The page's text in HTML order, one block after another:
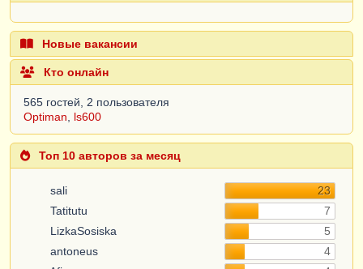
Новые вакансии
Кто онлайн
565 гостей, 2 пользователя
Optiman
ls600
Топ 10 авторов за месяц
sali
23
Tatitutu
7
LizkaSosiska
5
antoneus
4